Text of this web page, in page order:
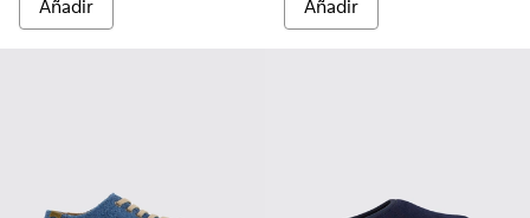
Añadir Añadir